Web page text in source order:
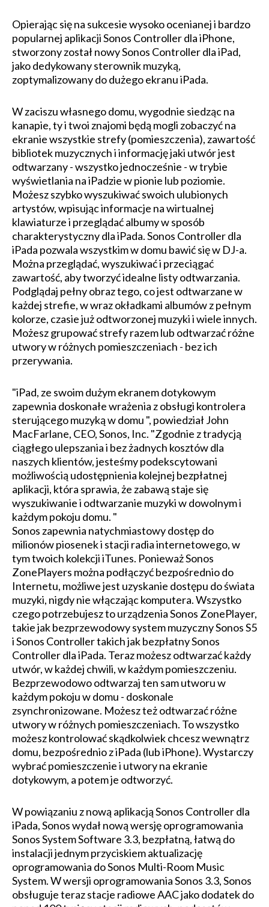
Opierając się na sukcesie wysoko ocenianej i bardzo
popularnej aplikacji Sonos Controller dla iPhone,
stworzony został nowy Sonos Controller dla iPad,
jako dedykowany sterownik muzyką,
zoptymalizowany do dużego ekranu iPada.
W zaciszu własnego domu, wygodnie siedząc na
kanapie, ty i twoi znajomi będą mogli zobaczyć na
ekranie wszystkie strefy (pomieszczenia), zawartość
bibliotek muzycznych i informację jaki utwór jest
odtwarzany - wszystko jednocześnie - w trybie
wyświetlania na iPadzie w pionie lub poziomie.
Możesz szybko wyszukiwać swoich ulubionych
artystów, wpisując informacje na wirtualnej
klawiaturze i przeglądać albumy w sposób
charakterystyczny dla iPada. Sonos Controller dla
iPada pozwala wszystkim w domu bawić się w DJ-a.
Można przeglądać, wyszukiwać i przeciągać
zawartość, aby tworzyć idealne listy odtwarzania.
Podglądaj pełny obraz tego, co jest odtwarzane w
każdej strefie, w wraz okładkami albumów z pełnym
kolorze, czasie już odtworzonej muzyki i wiele innych.
Możesz grupować strefy razem lub odtwarzać różne
utwory w różnych pomieszczeniach - bez ich
przerywania.
"iPad, ze swoim dużym ekranem dotykowym
zapewnia doskonałe wrażenia z obsługi kontrolera
sterującego muzyką w domu ", powiedział John
MacFarlane, CEO, Sonos, Inc. "Zgodnie z tradycją
ciągłego ulepszania i bez żadnych kosztów dla
naszych klientów, jesteśmy podekscytowani
możliwością udostępnienia kolejnej bezpłatnej
aplikacji, która sprawia, że zabawą staje się
wyszukiwanie i odtwarzanie muzyki w dowolnym i
każdym pokoju domu. "
Sonos zapewnia natychmiastowy dostęp do
milionów piosenek i stacji radia internetowego, w
tym twoich kolekcji iTunes. Ponieważ Sonos
ZonePlayers można podłączyć bezpośrednio do
Internetu, możliwe jest uzyskanie dostępu do świata
muzyki, nigdy nie włączając komputera. Wszystko
czego potrzebujesz to urządzenia Sonos ZonePlayer,
takie jak bezprzewodowy system muzyczny Sonos S5
i Sonos Controller takich jak bezpłatny Sonos
Controller dla iPada. Teraz możesz odtwarzać każdy
utwór, w każdej chwili, w każdym pomieszczeniu.
Bezprzewodowo odtwarzaj ten sam utworu w
każdym pokoju w domu - doskonale
zsynchronizowane. Możesz też odtwarzać różne
utwory w różnych pomieszczeniach. To wszystko
możesz kontrolować skądkolwiek chcesz wewnątrz
domu, bezpośrednio z iPada (lub iPhone). Wystarczy
wybrać pomieszczenie i utwory na ekranie
dotykowym, a potem je odtworzyć.
W powiązaniu z nową aplikacją Sonos Controller dla
iPada, Sonos wydał nową wersję oprogramowania
Sonos System Software 3.3, bezpłatną, łatwą do
instalacji jednym przyciskiem aktualizację
oprogramowania do Sonos Multi-Room Music
System. W wersji oprogramowania Sonos 3.3, Sonos
obsługuje teraz stacje radiowe AAC jako dodatek do